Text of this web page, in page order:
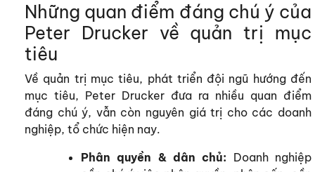
Những quan điểm đáng chú ý của
Peter Drucker về quản trị mục
tiêu
Về quản trị mục tiêu, phát triển đội ngũ hướng đến
mục tiêu, Peter Drucker đưa ra nhiều quan điểm
đáng chú ý, vẫn còn nguyên giá trị cho các doanh
nghiệp, tổ chức hiện nay.
Phân quyền & dân chủ: Doanh nghiệp